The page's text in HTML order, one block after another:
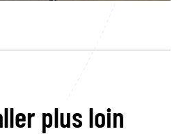
plus loin